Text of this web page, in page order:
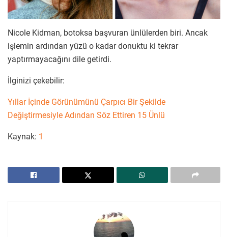
Nicole Kidman, botoksa başvuran ünlülerden biri. Ancak
işlemin ardından yüzü o kadar donuktu ki tekrar
yaptırmayacağını dile getirdi.
İlginizi çekebilir:
Yıllar İçinde Görünümünü Çarpıcı Bir Şekilde
Değiştirmesiyle Adından Söz Ettiren 15 Ünlü
Kaynak: 1